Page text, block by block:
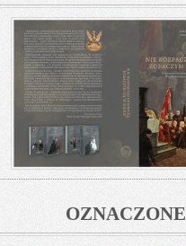
OZNACZONE